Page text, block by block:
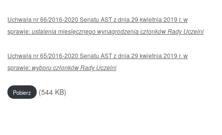
Uchwała nr 66/2016-2020 Senatu AST z dnia 29 kwietnia 2019 r. w
sprawie:ustalenia miesięcznego wynagrodzenia członków Rady Uczelni
Uchwała nr 65/2016-2020 Senatu AST z dnia 29 kwietnia 2019 r. w
sprawie:wyboru członków Rady Uczelni
Pobierz (544 KB)